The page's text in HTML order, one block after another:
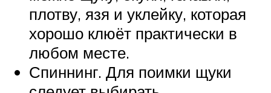
плотву, язя и уклейку, которая
хорошо клюёт практически в
любом месте.
Спиннинг. Для поимки щуки